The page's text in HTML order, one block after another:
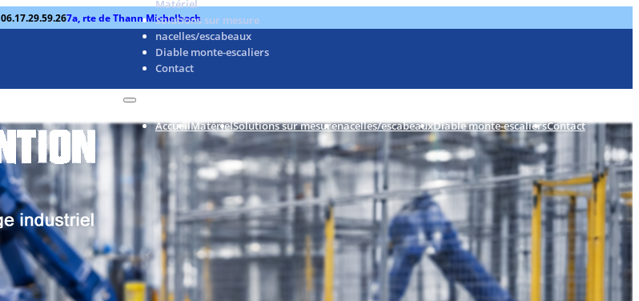
06.17.29.59.267a, rte de Thann Michelbach
Matériel
Solutions sur mesure
nacelles/escabeaux
Diable monte-escaliers
Contact
AccueilMatérielSolutions sur mesurenacelles/escabeauxDiable monte-escaliersContact